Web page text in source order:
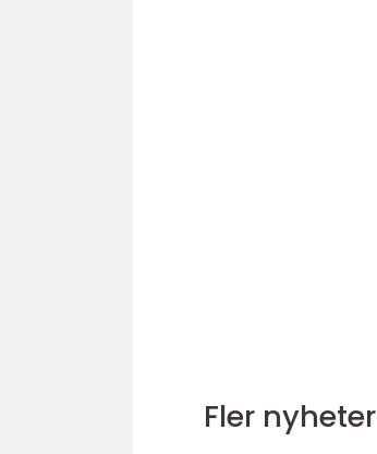
Fler nyheter